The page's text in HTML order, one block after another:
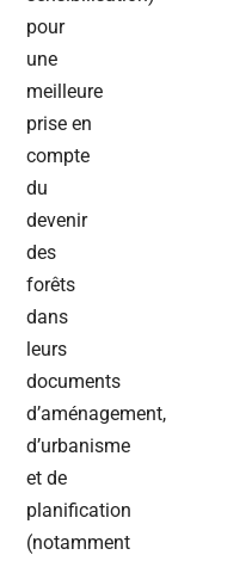
pour
une
meilleure
prise en
compte
du
devenir
des
forêts
dans
leurs
documents
d’aménagement,
d’urbanisme
et de
planification
(notamment